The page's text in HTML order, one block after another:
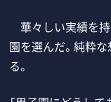
華々しい実績を
園を選んだ。純粋
る。